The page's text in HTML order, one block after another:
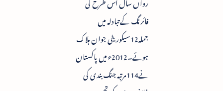
فائرنگ کے تبادلہ میں
جملہ12سیکوریٹی جوان ہلاک
ہوئے۔2012ء میں پاکستان
نے114مرتبہ جنگ بندی کی